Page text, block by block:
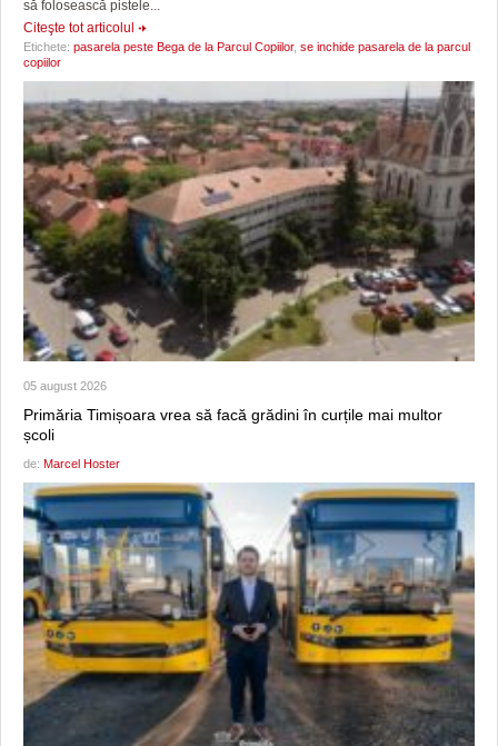
să folosească pistele...
Citeşte tot articolul
Etichete: pasarela peste Bega de la Parcul Copiilor, se inchide pasarela de la parcul
copiilor
05 august 2026
Primăria Timișoara vrea să facă grădini în curțile mai multor
școli
de: Marcel Hoster